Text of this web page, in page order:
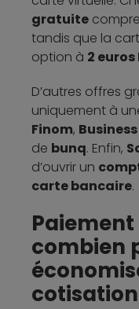
gratuite
tandis que la
option à 2
D’autres offres
uniquement à
Finom,
de bunq. Enfin,
d’ouvrir un
carte bancaire.
combien